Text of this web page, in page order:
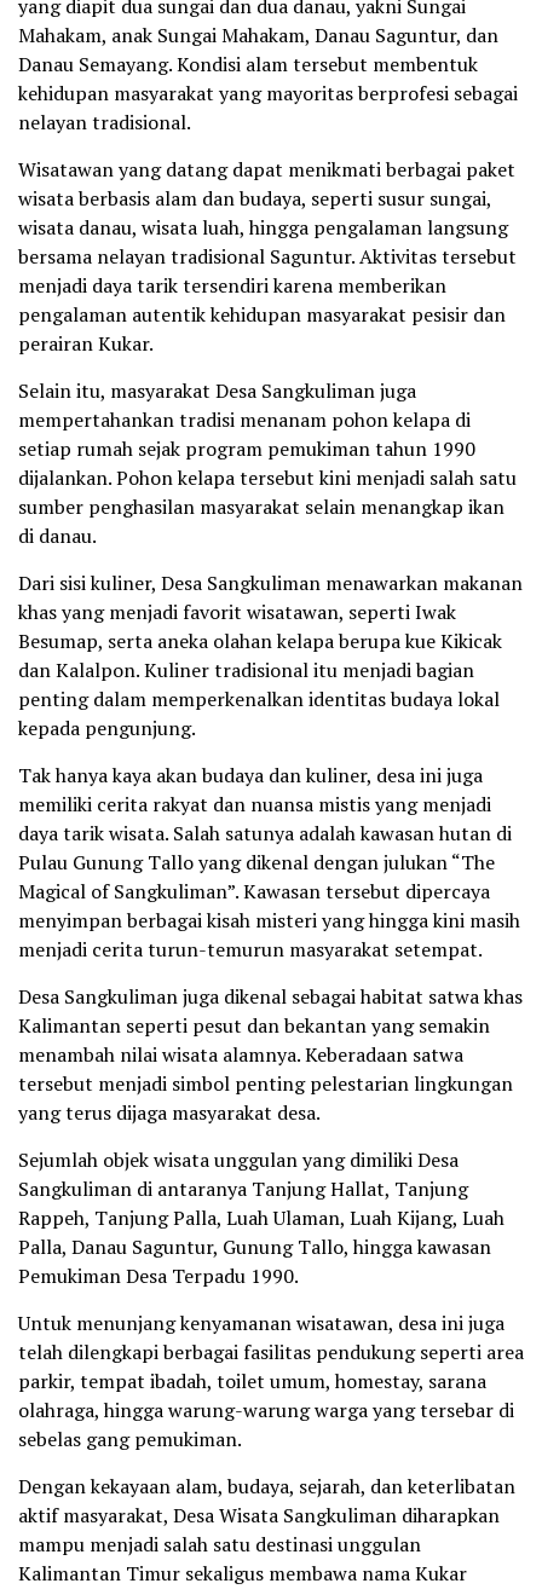
yang diapit dua sungai dan dua danau, yakni Sungai
Mahakam, anak Sungai Mahakam, Danau Saguntur, dan
Danau Semayang. Kondisi alam tersebut membentuk
kehidupan masyarakat yang mayoritas berprofesi sebagai
nelayan tradisional.
Wisatawan yang datang dapat menikmati berbagai paket
wisata berbasis alam dan budaya, seperti susur sungai,
wisata danau, wisata luah, hingga pengalaman langsung
bersama nelayan tradisional Saguntur. Aktivitas tersebut
menjadi daya tarik tersendiri karena memberikan
pengalaman autentik kehidupan masyarakat pesisir dan
perairan Kukar.
Selain itu, masyarakat Desa Sangkuliman juga
mempertahankan tradisi menanam pohon kelapa di
setiap rumah sejak program pemukiman tahun 1990
dijalankan. Pohon kelapa tersebut kini menjadi salah satu
sumber penghasilan masyarakat selain menangkap ikan
di danau.
Dari sisi kuliner, Desa Sangkuliman menawarkan makanan
khas yang menjadi favorit wisatawan, seperti Iwak
Besumap, serta aneka olahan kelapa berupa kue Kikicak
dan Kalalpon. Kuliner tradisional itu menjadi bagian
penting dalam memperkenalkan identitas budaya lokal
kepada pengunjung.
Tak hanya kaya akan budaya dan kuliner, desa ini juga
memiliki cerita rakyat dan nuansa mistis yang menjadi
daya tarik wisata. Salah satunya adalah kawasan hutan di
Pulau Gunung Tallo yang dikenal dengan julukan “The
Magical of Sangkuliman”. Kawasan tersebut dipercaya
menyimpan berbagai kisah misteri yang hingga kini masih
menjadi cerita turun-temurun masyarakat setempat.
Desa Sangkuliman juga dikenal sebagai habitat satwa khas
Kalimantan seperti pesut dan bekantan yang semakin
menambah nilai wisata alamnya. Keberadaan satwa
tersebut menjadi simbol penting pelestarian lingkungan
yang terus dijaga masyarakat desa.
Sejumlah objek wisata unggulan yang dimiliki Desa
Sangkuliman di antaranya Tanjung Hallat, Tanjung
Rappeh, Tanjung Palla, Luah Ulaman, Luah Kijang, Luah
Palla, Danau Saguntur, Gunung Tallo, hingga kawasan
Pemukiman Desa Terpadu 1990.
Untuk menunjang kenyamanan wisatawan, desa ini juga
telah dilengkapi berbagai fasilitas pendukung seperti area
parkir, tempat ibadah, toilet umum, homestay, sarana
olahraga, hingga warung-warung warga yang tersebar di
sebelas gang pemukiman.
Dengan kekayaan alam, budaya, sejarah, dan keterlibatan
aktif masyarakat, Desa Wisata Sangkuliman diharapkan
mampu menjadi salah satu destinasi unggulan
Kalimantan Timur sekaligus membawa nama Kukar